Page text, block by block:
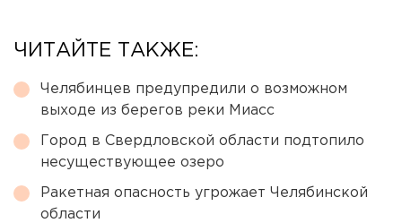
ЧИТАЙТЕ ТАКЖЕ:
Челябинцев предупредили о возможном
выходе из берегов реки Миасс
Город в Свердловской области подтопило
несуществующее озеро
Ракетная опасность угрожает Челябинской
области